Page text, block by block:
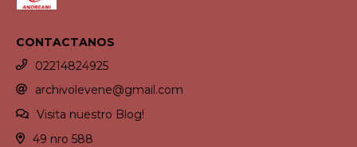
CONTACTANOS
02214824925
archivolevene@gmail.com
Visita nuestro Blog!
49 nro 588